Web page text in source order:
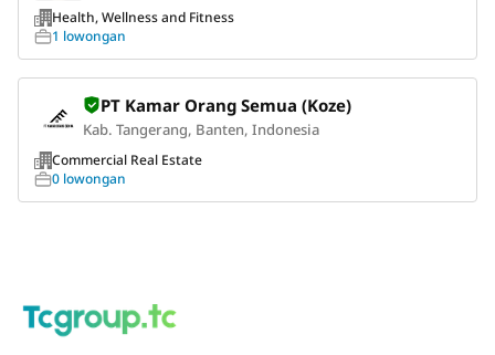
Health, Wellness and Fitness
1 lowongan
PT Kamar Orang Semua (Koze)
Kab. Tangerang, Banten, Indonesia
Commercial Real Estate
0 lowongan